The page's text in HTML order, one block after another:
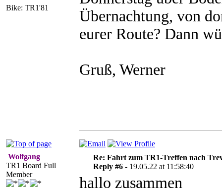
Bike: TR1'81
Übernachtung, von
eurer Route? Dann
Gruß, Werner
Wolfgang
TR1 Board Full
Member
Re: Fahrt zum TR1-Treffen nach
Reply #6 - 19.05.22 at 11:58:40
hallo zusammen